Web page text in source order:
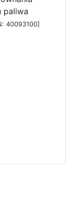
paliwa
40093100]